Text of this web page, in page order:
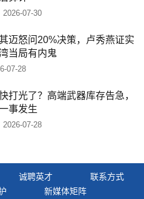
2026-07-30
迈怒问20%决策，卢秀燕证实
当局有内鬼
07-28
打光了？高端武器库存告急，
事发生
2026-07-28
诚聘英才
联系方式
新媒体矩阵